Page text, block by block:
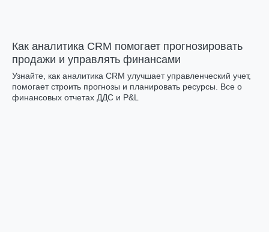
Как аналитика CRM помогает прогнозировать
продажи и управлять финансами
Узнайте, как аналитика CRM улучшает управленческий учет,
помогает строить прогнозы и планировать ресурсы. Все о
финансовых отчетах ДДС и P&L